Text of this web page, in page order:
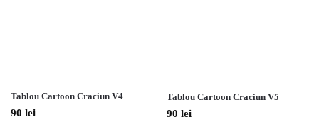
Tablou Cartoon Craciun V4
90 lei
Tablou Cartoon Craciun V5
90 lei